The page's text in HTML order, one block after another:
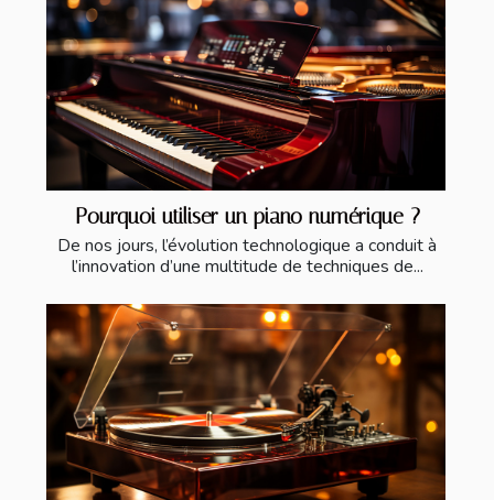
Pourquoi utiliser un piano numérique ?
De nos jours, l’évolution technologique a conduit à
l’innovation d’une multitude de techniques de...